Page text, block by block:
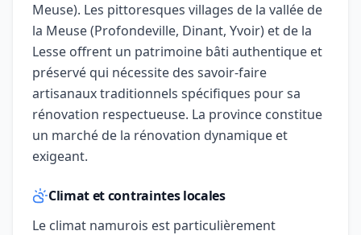
Meuse). Les pittoresques villages de la vallée de
la Meuse (Profondeville, Dinant, Yvoir) et de la
Lesse offrent un patrimoine bâti authentique et
préservé qui nécessite des savoir-faire
artisanaux traditionnels spécifiques pour sa
rénovation respectueuse. La province constitue
un marché de la rénovation dynamique et
exigeant.
Climat et contraintes locales
Le climat namurois est particulièrement